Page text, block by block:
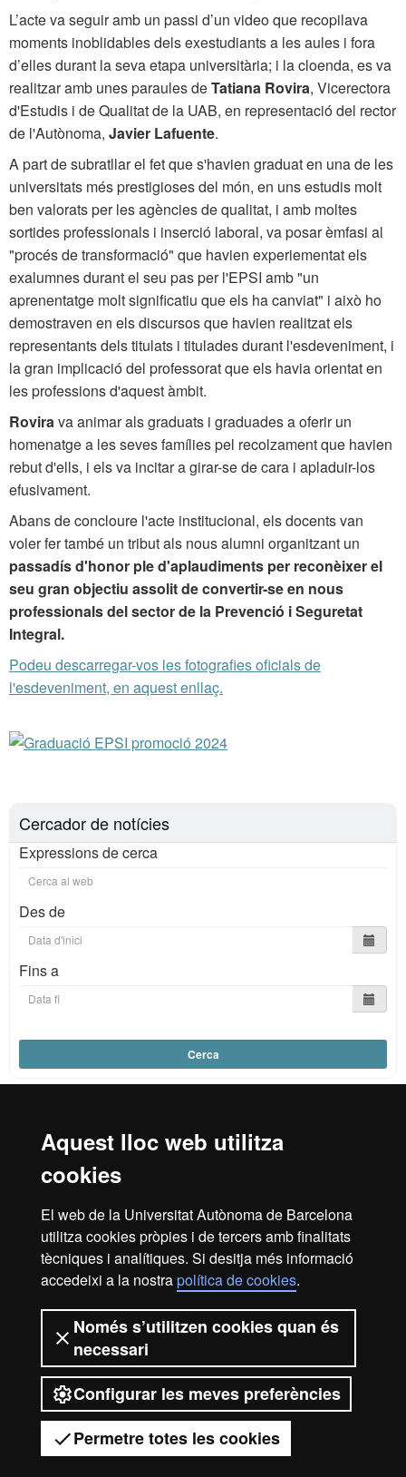
Aquest lloc web utilitza
cookies
El web de la Universitat Autònoma de Barcelona
utilitza cookies pròpies i de tercers amb finalitats
tècniques i analítiques. Si desitja més informació
accedeixi a la nostrapolítica de cookies.
Només s’utilitzen cookies quan és
necessari
Configurar les meves preferències
Permetre totes les cookies
L’acte va seguir amb un passi d’un video que recopilava
moments inoblidables dels exestudiants a les aules i fora
d’elles durant la seva etapa universitària; i la cloenda, es va
realitzar amb unes paraules deTatiana Rovira, Vicerectora
d'Estudis i de Qualitat de la UAB, en representació del rector
de l'Autònoma, Javier Lafuente.
A part de subratllar el fet que s'havien graduat en una de les
universitats més prestigioses del món, en uns estudis molt
ben valorats per les agències de qualitat, i amb moltes
sortides professionals i inserció laboral, va posar èmfasi al
"procés de transformació" que havien experiementat els
exalumnes durant el seu pas per l'EPSI amb "un
aprenentatge molt significatiu que els ha canviat" i això ho
demostraven en els discursos que havien realitzat els
representants dels titulats i titulades durant l'esdeveniment, i
la gran implicació del professorat que els havia orientat en
les professions d'aquest àmbit.
Rovirava animar als graduats i graduades a oferir un
homenatge a les seves famílies pel recolzament que havien
rebut d'ells, i els va incitar a girar-se de cara i apladuir-los
efusivament.
Abans de concloure l'acte institucional, els docents van
voler fer també un tribut als nous alumni organitzant un
passadís d'honor ple d'aplaudiments per reconèixer el
seu gran objectiu assolit de convertir-se en nous
professionals del sector de la Prevenció i Seguretat
Integral.
Podeu descarregar-vos les fotografies oficials de
l'esdeveniment, en aquest enllaç.
Cercador de notícies
Expressions de cerca
Des de
Fins a
Cerca
Reconeixement internacional de l'excel·lència
HR
in
Inici Avís legal
Política de privacitat
Protecció de dades Sobre el web
Som una universitat capdavantera que imparteix una
docència de qualitat, diversificada, multidisciplinària i
flexible, ajustada a les necessitats de la societat i adaptada
als nous models de l'Europa del coneixement. La UAB és
reconeguda internacionalment per la qualitat i el caràcter
innovador de la seva recerca.
2026 Universitat Autònoma de Barcelona